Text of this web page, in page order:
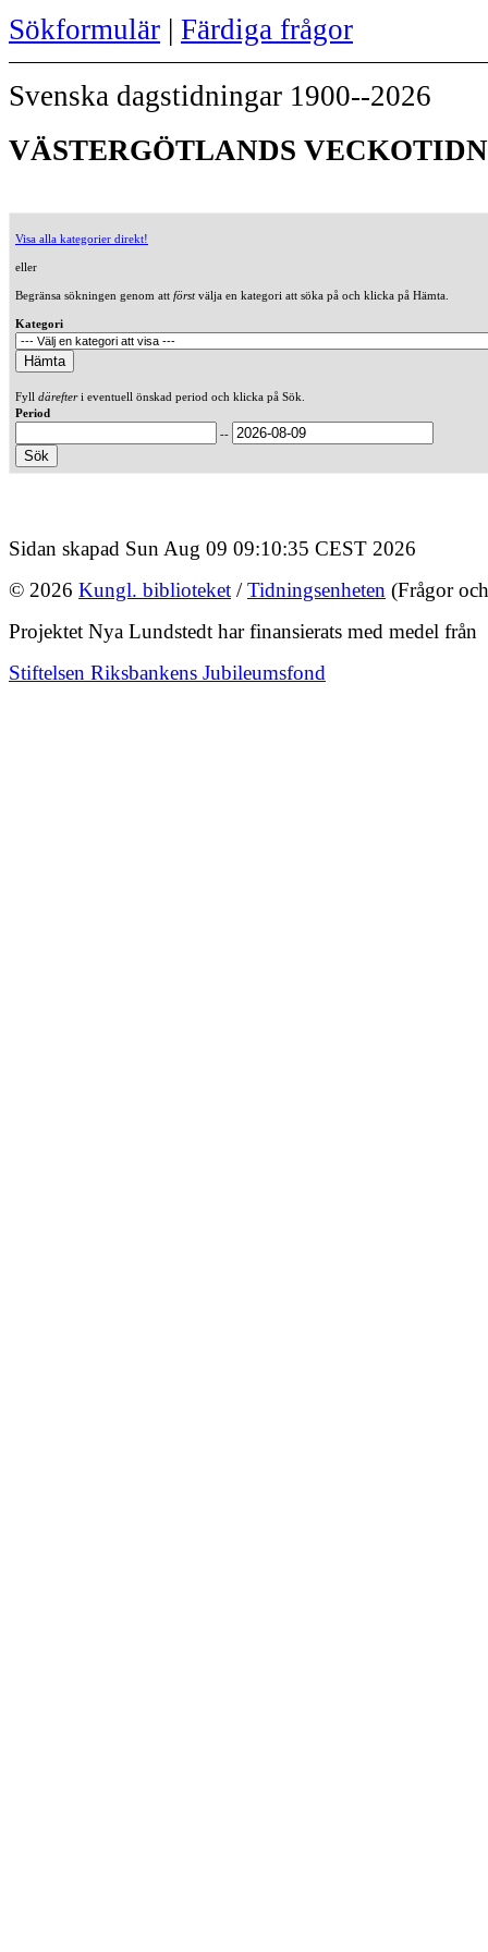
Sökformulär | Färdiga frågor
Svenska dagstidningar 1900--2026
VÄSTERGÖTLANDS
Visa alla kategorier direkt!
eller
Begränsa sökningen genom att förstvälja en kategori att söka på och klicka på Hämta.
Kategori
Fyll därefteri eventuell önskad period och klicka på Sök.
Period
--
Sidan skapad Sun Aug 09 09:10:35 CEST 2026
© 2026 Kungl. biblioteket /Tidningsenheten (Frågor
Projektet Nya Lundstedt har finansierats med medel från
Stiftelsen Riksbankens Jubileumsfond